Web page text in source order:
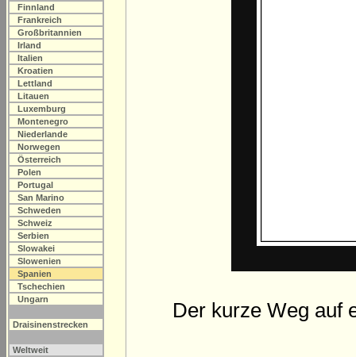
Finnland
Frankreich
Großbritannien
Irland
Italien
Kroatien
Lettland
Litauen
Luxemburg
Montenegro
Niederlande
Norwegen
Österreich
Polen
Portugal
San Marino
Schweden
Schweiz
Serbien
Slowakei
Slowenien
Spanien
Tschechien
Ungarn
Draisinenstrecken
Weltweit
Der kurze Weg auf